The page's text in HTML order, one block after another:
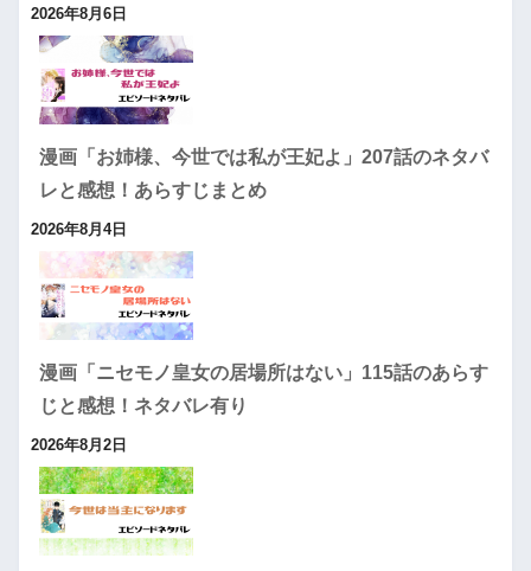
2026年8月6日
漫画「お姉様、今世では私が王妃よ」207話のネタバ
レと感想！あらすじまとめ
2026年8月4日
漫画「ニセモノ皇女の居場所はない」115話のあらす
じと感想！ネタバレ有り
2026年8月2日